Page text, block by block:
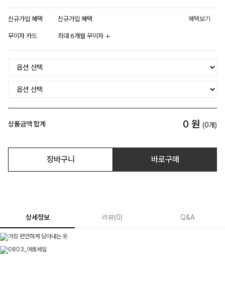
신규가입 혜택 신규가입 혜택 혜택보기
무이자 카드 최대 6개월 무이자
상품금액 합계 0 원 (0개)
장바구니 바로구매
상세정보 리뷰(0) Q&A